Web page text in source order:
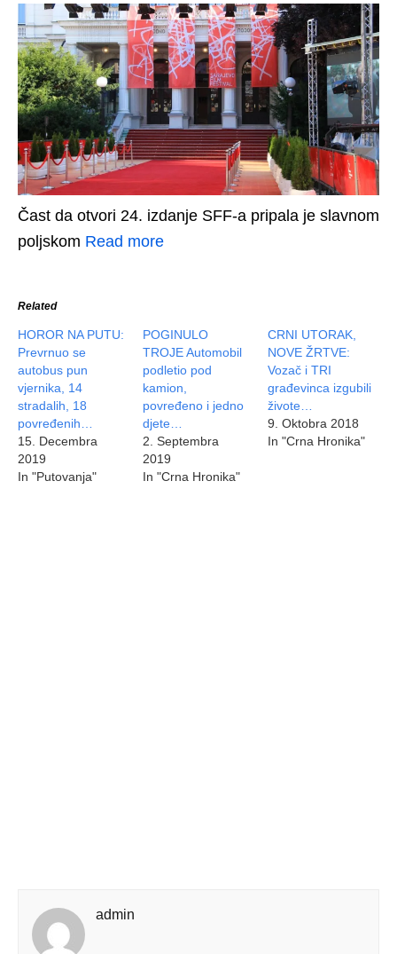
Čast da otvori 24. izdanje SFF-a pripala je slavnom
poljskom Read more
Related
HOROR NA PUTU:
Prevrnuo se
autobus pun
vjernika, 14
stradalih, 18
povređenih…
15. Decembra
2019
In "Putovanja"
POGINULO
TROJE Automobil
podletio pod
kamion,
povređeno i jedno
djete…
2. Septembra
2019
In "Crna Hronika"
CRNI UTORAK,
NOVE ŽRTVE:
Vozač i TRI
građevinca izgubili
živote…
9. Oktobra 2018
In "Crna Hronika"
admin